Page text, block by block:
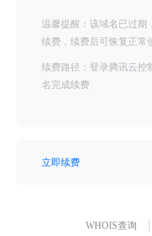
温馨提醒：该域名已过期
续费，续费后可恢复正常
续费路径：登录腾讯云控
名完成续费
立即续费
WHOIS查询